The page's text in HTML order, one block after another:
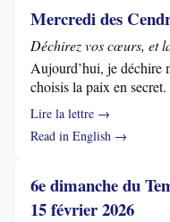
Mercredi des
Déchirez vos cœurs, et
Aujourd’hui, je déchire
choisis la paix en secret.
Lire la lettre →
Read in English →
6e dimanche du
15 février 2026